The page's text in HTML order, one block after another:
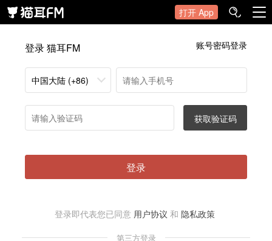
打开 App
登录 猫耳FM 账号密码登录
中国大陆 (+86)
获取验证码
登录
登录即代表您已同意 用户协议 和 隐私政策
第三方登录